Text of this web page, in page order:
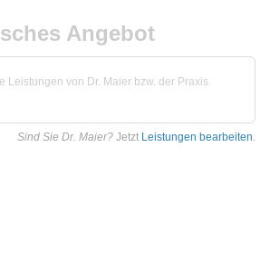
Angebot
Leistungen von Dr. Maier bzw. der Praxis
Sind Sie Dr. Maier? Jetzt Leistungen bearbeiten.